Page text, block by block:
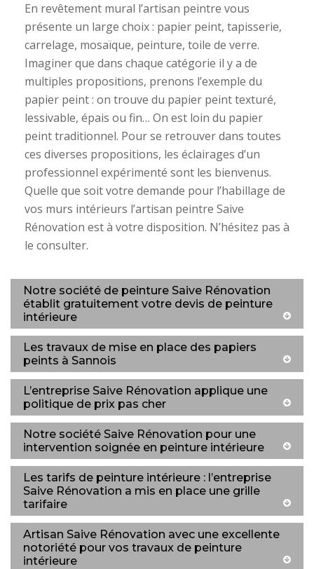
En revêtement mural l’artisan peintre vous
présente un large choix : papier peint, tapisserie,
carrelage, mosaïque, peinture, toile de verre.
Imaginer que dans chaque catégorie il y a de
multiples propositions, prenons l’exemple du
papier peint : on trouve du papier peint texturé,
lessivable, épais ou fin… On est loin du papier
peint traditionnel. Pour se retrouver dans toutes
ces diverses propositions, les éclairages d’un
professionnel expérimenté sont les bienvenus.
Quelle que soit votre demande pour l’habillage de
vos murs intérieurs l’artisan peintre Saive
Rénovation est à votre disposition. N’hésitez pas à
le consulter.
Notre société de peinture Saive Rénovation
établit gratuitement votre devis de peinture
intérieure
Les travaux de mise en place des papiers
peints à Sannois
L’entreprise Saive Rénovation applique une
politique de prix pas cher
Notre société Saive Rénovation pour une
intervention soignée en peinture intérieure
Les tarifs de peinture intérieure : l’entreprise
Saive Rénovation a mis en place une grille
tarifaire
Artisan Saive Rénovation avec une excellente
notoriété pour vos travaux de peinture
intérieure